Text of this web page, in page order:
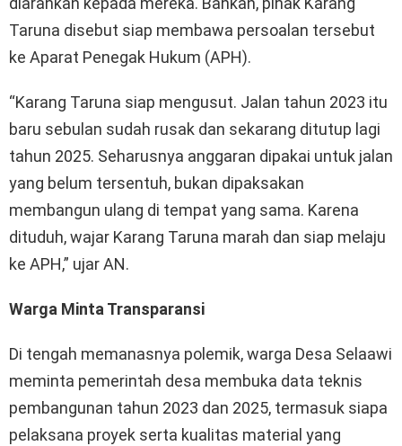
Taruna disebut siap membawa persoalan tersebut
ke Aparat Penegak Hukum (APH).
“Karang Taruna siap mengusut. Jalan tahun 2023 itu
baru sebulan sudah rusak dan sekarang ditutup lagi
tahun 2025. Seharusnya anggaran dipakai untuk jalan
yang belum tersentuh, bukan dipaksakan
membangun ulang di tempat yang sama. Karena
dituduh, wajar Karang Taruna marah dan siap melaju
ke APH,” ujar AN.
Warga Minta Transparansi
Di tengah memanasnya polemik, warga Desa Selaawi
meminta pemerintah desa membuka data teknis
pembangunan tahun 2023 dan 2025, termasuk siapa
pelaksana proyek serta kualitas material yang